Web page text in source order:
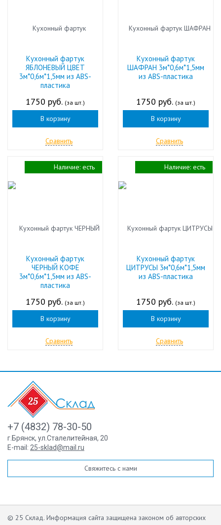
Кухонный фартук
ЯБЛОНЕВЫЙ ЦВЕТ
3м*0,6м*1,5мм из ABS-
пластика
1750 руб. (за шт.)
В корзину
Сравнить
Кухонный фартук
ШАФРАН 3м*0,6м*1,5мм
из ABS-пластика
1750 руб. (за шт.)
В корзину
Сравнить
Кухонный фартук
ЧЕРНЫЙ КОФЕ
3м*0,6м*1,5мм из ABS-
пластика
1750 руб. (за шт.)
В корзину
Сравнить
Наличие: есть
Кухонный фартук
ЦИТРУСЫ 3м*0,6м*1,5мм
из ABS-пластика
1750 руб. (за шт.)
В корзину
Сравнить
Наличие: есть
+7 (4832) 78-30-50
г.Брянск, ул.Сталелитейная, 20
E-mail: 25-sklad@mail.ru
Свяжитесь с нами
© 25 Склад. Информация сайта защищена законом об авторских